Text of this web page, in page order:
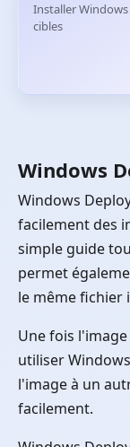
Installer
cibles
Windows
Windows
facilement des
simple guide
permet
le même fichier
Une fois
utiliser
l'image à un
facilement.